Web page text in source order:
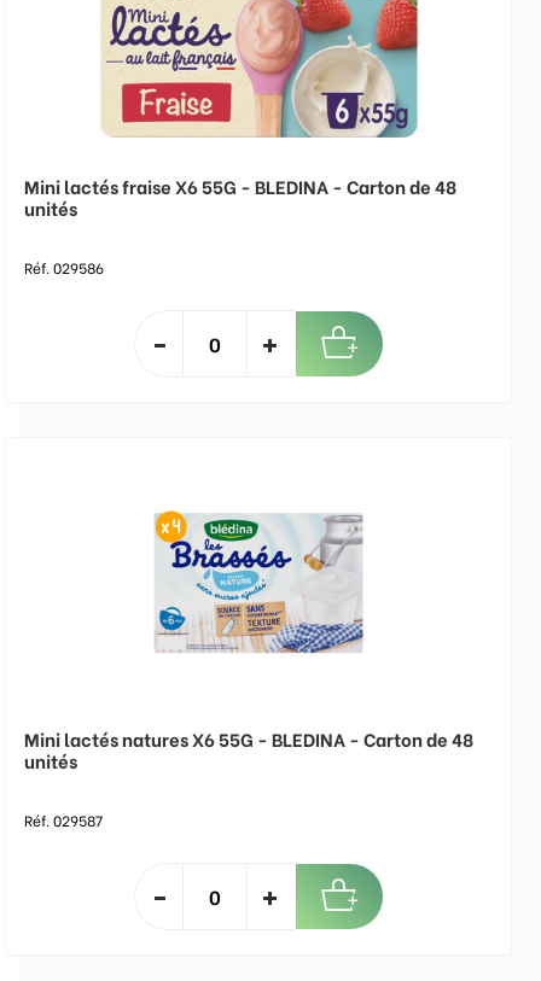
Mini lactés fraise X6 55G - BLEDINA - Carton de 48
unités
Réf. 029586
Mini lactés natures X6 55G - BLEDINA - Carton de 48
unités
Réf. 029587